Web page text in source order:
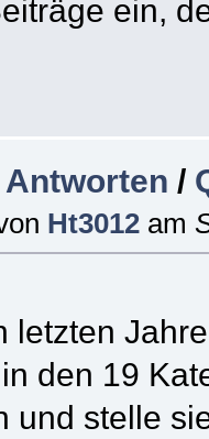
ein,
/
Ht3012 am
letzten
den 19
und stelle